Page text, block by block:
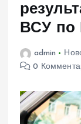
ВСУ по
admin
0